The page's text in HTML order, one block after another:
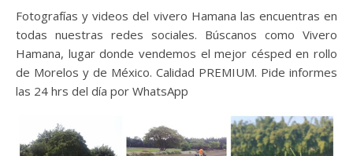
Fotografías y videos del vivero Hamana las encuentras en
todas nuestras redes sociales. Búscanos como Vivero
Hamana, lugar donde vendemos el mejor césped en rollo
de Morelos y de México. Calidad PREMIUM. Pide informes
las 24 hrs del día por WhatsApp